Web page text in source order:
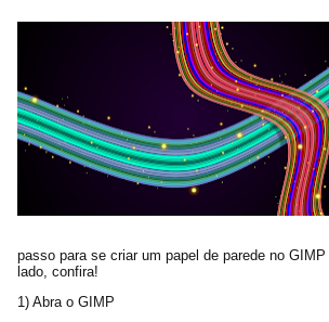
passo para se criar um papel de parede no
lado, confira!
1) Abra o GIMP